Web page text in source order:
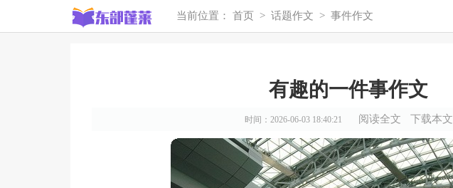
当前位置： 首页 > 话题作文 > 事件作文
有趣的一件事作文
时间：2026-06-03 18:40:21 阅读全文 下载本文